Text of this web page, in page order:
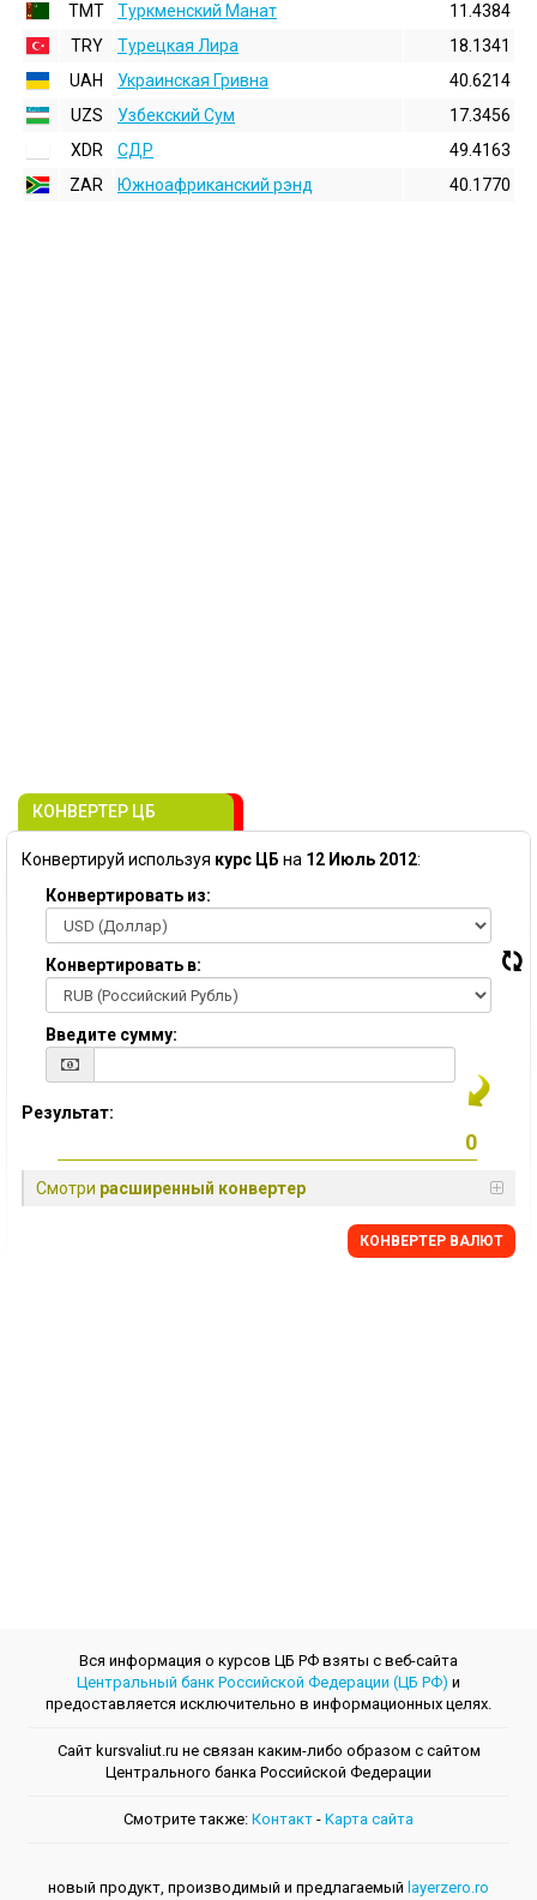
TMT
Туркменский Манат
11.4384
TRY
Турецкая Лира
18.1341
UAH
Украинская Гривна
40.6214
UZS
Узбекский Сум
17.3456
XDR
СДР
49.4163
ZAR
Южноафриканский рэнд 40.1770
КОНВЕРТЕР ЦБ
Конвертируй используя курс ЦБ на 12 Июль 2012:
Конвертировать из:
Конвертировать в:
Введите сумму:
Результат:
Смотри расширенный конвертер
КОНВЕРТЕР ВАЛЮТ
Вся информация о курсов ЦБ РФ взяты с веб-сайта
Центральный банк Российской Федерации (ЦБ РФ) и
предоставляется исключительно в информационных целях.
Сайт kursvaliut.ru не связан каким-либо образом с сайтом
Центрального банкa Российской Федерации
Смотрите также: Контакт - Kарта сайта
новый продукт, производимый и предлагаемый layerzero.ro